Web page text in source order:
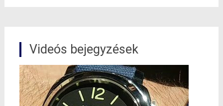
Videós bejegyzések